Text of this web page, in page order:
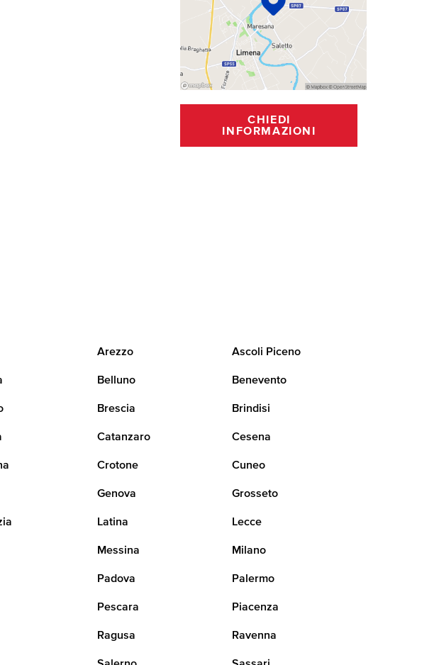
CHIEDI
INFORMAZIONI
Arezzo Ascoli Piceno
Belluno Benevento
Brescia Brindisi
Catanzaro Cesena
Crotone Cuneo
Genova Grosseto
Latina Lecce
Messina Milano
Padova Palermo
Pescara Piacenza
Ragusa Ravenna